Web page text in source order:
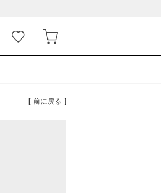
[ 前に戻る ]